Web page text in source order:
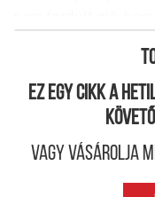
egy adott
Ez egy cikk a
Vagy vásárolja